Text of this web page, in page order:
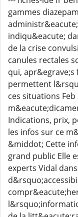
gammes
indiqu&eacute;
de la crise
canules rectales
qui,
permettent
ces situations
Indications, prix,
les infos sur ce
&middot; Cette
grand public Elle
experts Vidal